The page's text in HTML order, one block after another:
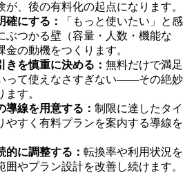
が、後の有料化の起点になります。
確にする：
「もっと使いたい」と感
ぶつかる壁（容量・人数・機能な
金の動機をつくります。
きを慎重に決める： 無料だけで満足
って使えなさすぎない——その絶妙
す。
導線を用意する： 制限に達したタイ
やすく有料プランを案内する導線を
的に調整する： 転換率や利用状況を
囲やプラン設計を改善し続けます。